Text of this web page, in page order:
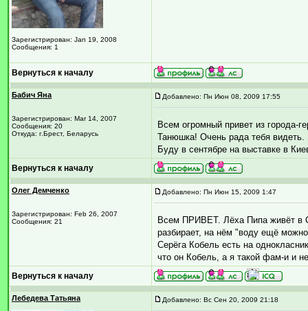
Зарегистрирован: Jan 19, 2008
Сообщения: 1
Вернуться к началу
Бабич Яна
Зарегистрирован: Mar 14, 2007
Сообщения: 20
Откуда: г.Брест, Беларусь
Добавлено: Пн Июн 08, 2009 17:55
Всем огромный привет из города-
Танюшка! Очень рада тебя
Буду в сентябре на выставке в
Вернуться к началу
Олег Демченко
Зарегистрирован: Feb 26, 2007
Сообщения: 21
Добавлено: Пн Июн 15, 2009 1:47
Всем ПРИВЕТ. Лёха Пипа живёт в
разбирает, на нём "воду ещё
Серёга Кобель есть на
что он Кобель, а я такой фам-и и
Вернуться к началу
Лебедева Татьяна Добавлено: Вс Сен 20, 2009 21:18